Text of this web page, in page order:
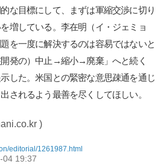
な目標にして、まずは軍縮交渉に切り
増している。李在明（イ・ジェミョ
を一度に解決するのは容易ではないと
発の）中止→縮小→廃棄」へと続く
した。米国との緊密な意思疎通を通じ
されるよう最善を尽くしてほしい。
)
editorial/1261987.html
04 19:37